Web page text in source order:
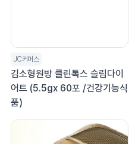
JC커머스
김소형원방 클린톡스 슬림다이
어트 (5.5gx 60포 /건강기능식
품)